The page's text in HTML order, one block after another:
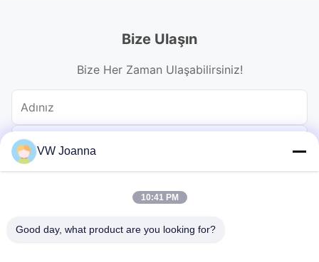
Bize Ulaşın
Bize Her Zaman Ulaşabilirsiniz!
VW Joanna
10:41 PM
Good day, what product are you looking for?